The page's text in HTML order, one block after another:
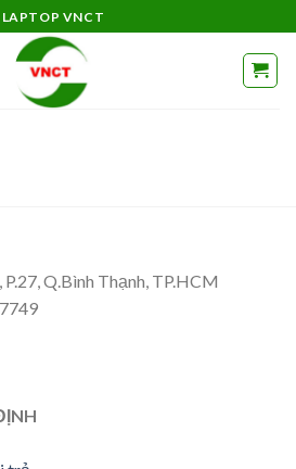
LAPTOP VNCT
Q.Bình Thạnh, TP.HCM